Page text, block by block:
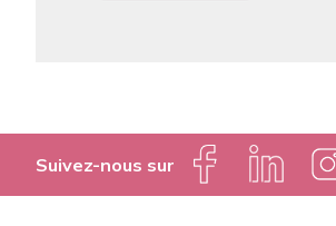
Suivez-nous sur